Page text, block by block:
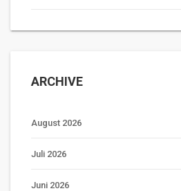
ARCHIVE
August 2026
Juli 2026
Juni 2026